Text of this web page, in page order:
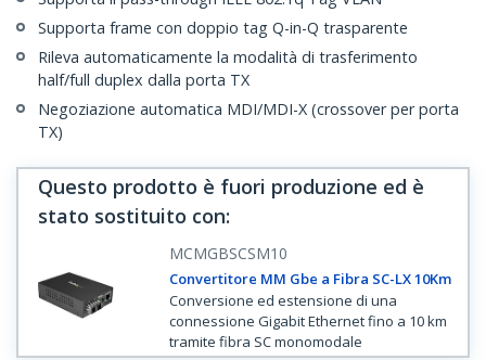
Supporta frame con doppio tag Q-in-Q trasparente
Rileva automaticamente la modalità di trasferimento
half/full duplex dalla porta TX
Negoziazione automatica MDI/MDI-X (crossover per porta
TX)
Questo prodotto è fuori produzione ed è
stato sostituito con:
MCMGBSCSM10
Convertitore MM Gbe a Fibra SC-LX 10Km
Conversione ed estensione di una
connessione Gigabit Ethernet fino a 10 km
tramite fibra SC monomodale